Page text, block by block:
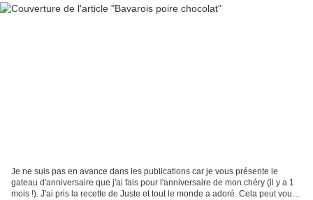
Je ne suis pas en avance dans les publications car je vous présente le
gateau d'anniversaire que j'ai fais pour l'anniversaire de mon chéry (il y a 1
mois !). J'ai pris la recette de Juste et tout le monde a adoré. Cela peut vous